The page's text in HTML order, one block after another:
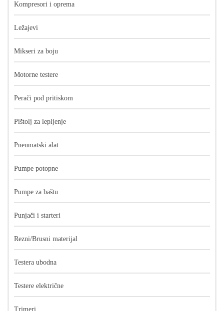
Kompresori i oprema
Ležajevi
Mikseri za boju
Motorne testere
Perači pod pritiskom
Pištolj za lepljenje
Pneumatski alat
Pumpe potopne
Pumpe za baštu
Punjači i starteri
Rezni/Brusni materijal
Testera ubodna
Testere električne
Trimeri